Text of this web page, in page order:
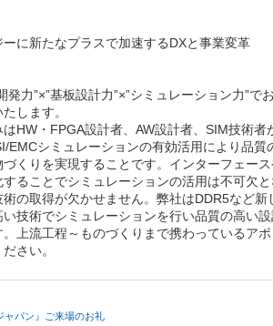
に新たなプラスで加速するDXと事業変革
発力”×”基板設計力”×”シミュレーション力”で
します。
HW・FPGA設計者、AW設計者、SIM技術者
EMCシミュレーションの有効活用により品質
づくりを実現することです。インターフェー
ることでシミュレーションの活用は不可欠
術の取得が欠かせません。弊社はDDR5など新
技術でシミュレーションを行い品質の高い
上流工程～ものづくりまで携わっているア
さい。
パン』ご来場のお礼